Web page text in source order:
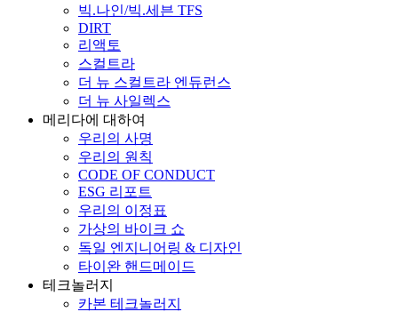
빅.나인/빅.세븐 TFS
DIRT
리액토
스컬트라
더 뉴 스컬트라 엔듀런스
더 뉴 사일렉스
메리다에 대하여
우리의 사명
우리의 원칙
CODE OF CONDUCT
ESG 리포트
우리의 이정표
가상의 바이크 쇼
독일 엔지니어링 & 디자인
타이완 핸드메이드
테크놀러지
카본 테크놀러지